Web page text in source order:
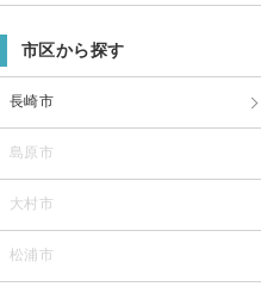
市区から探す
長崎市
島原市
大村市
松浦市